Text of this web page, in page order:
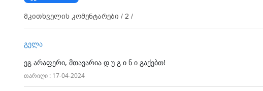
მკითხველის კომენტარები / 2 /
გელა
ეგ არაფერი, მთავარია დ უ გ ი ნ ი გაქებთ!
თარიღი : 17-04-2024